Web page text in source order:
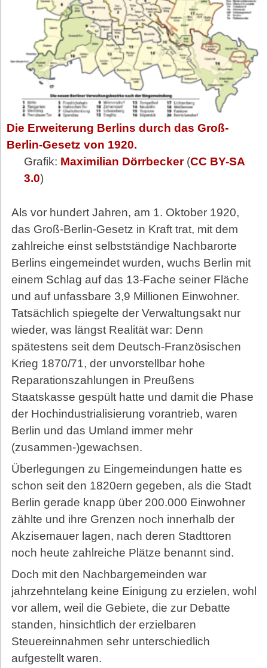
Die Erweiterung Berlins durch das Groß-
Berlin-Gesetz von 1920.
Grafik: Maximilian Dörrbecker(CC BY-SA
3.0)
Als vor hundert Jahren, am 1. Oktober 1920,
das Groß-Berlin-Gesetz in Kraft trat, mit dem
zahlreiche einst selbstständige Nachbarorte
Berlins eingemeindet wurden, wuchs Berlin mit
einem Schlag auf das 13-Fache seiner Fläche
und auf unfassbare 3,9 Millionen Einwohner.
Tatsächlich spiegelte der Verwaltungsakt nur
wieder, was längst Realität war: Denn
spätestens seit dem Deutsch-Französischen
Krieg 1870/71, der unvorstellbar hohe
Reparationszahlungen in Preußens
Staatskasse gespült hatte und damit die Phase
der Hochindustrialisierung vorantrieb, waren
Berlin und das Umland immer mehr
(zusammen-)gewachsen.
Überlegungen zu Eingemeindungen hatte es
schon seit den 1820ern gegeben, als die Stadt
Berlin gerade knapp über 200.000 Einwohner
zählte und ihre Grenzen noch innerhalb der
Akzisemauer lagen, nach deren Stadttoren
noch heute zahlreiche Plätze benannt sind.
Doch mit den Nachbargemeinden war
jahrzehntelang keine Einigung zu erzielen, wohl
vor allem, weil die Gebiete, die zur Debatte
standen, hinsichtlich der erzielbaren
Steuereinnahmen sehr unterschiedlich
aufgestellt waren.